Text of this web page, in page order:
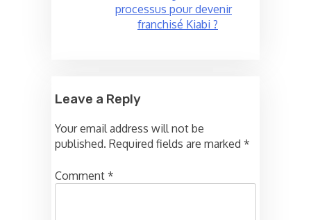
processus pour devenir
franchisé Kiabi ?
Leave a Reply
Your email address will not be
published. Required fields are marked *
Comment *